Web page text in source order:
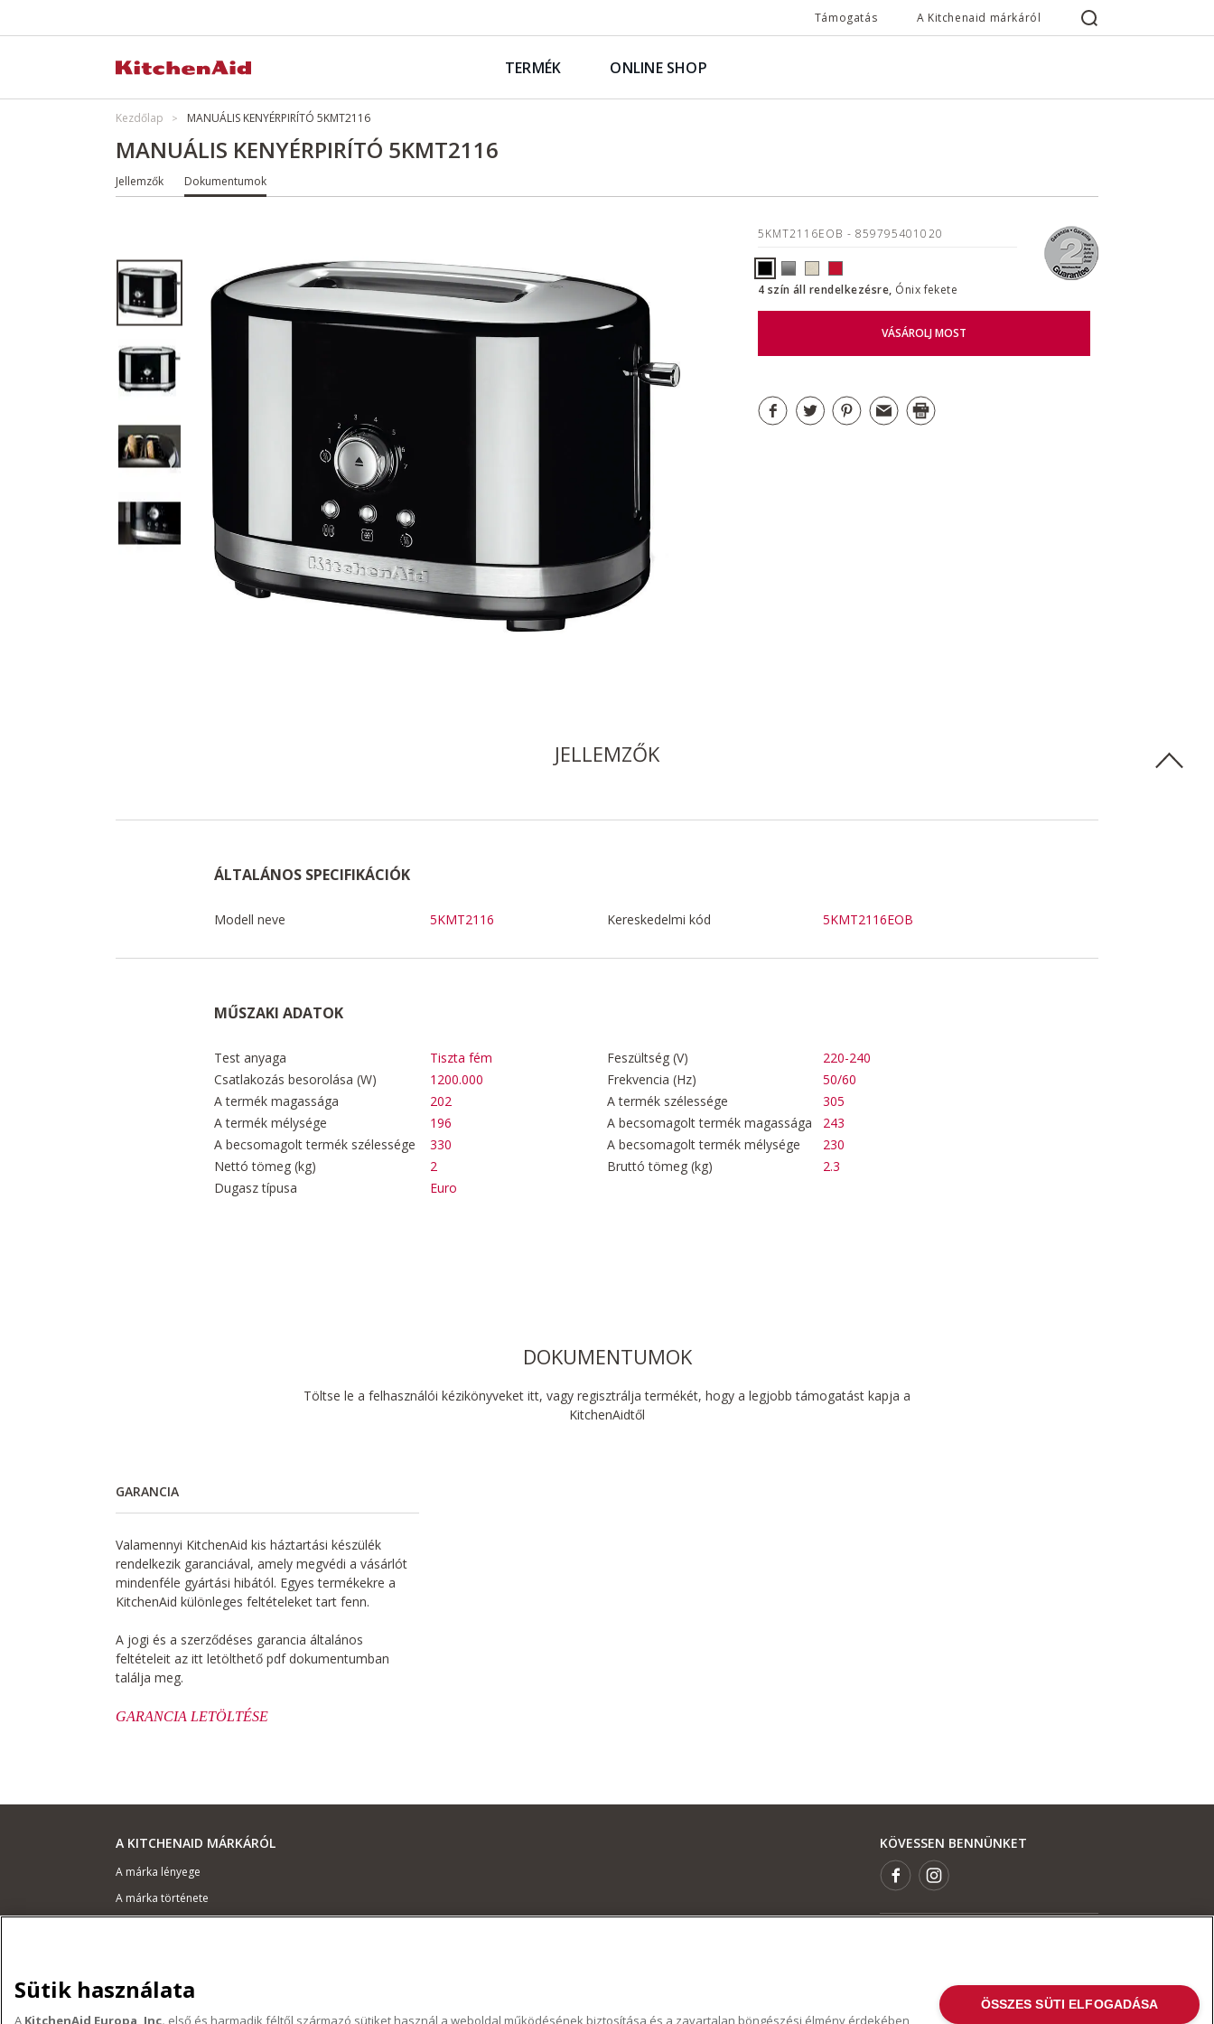
Támogatás A Kitchenaid márkáról
TERMÉK ONLINE SHOP
Kezdőlap MANUÁLIS KENYÉRPIRÍTÓ 5KMT2116
MANUÁLIS KENYÉRPIRÍTÓ 5KMT2116
Jellemzők Dokumentumok
5KMT2116EOB - 859795401020
4 szín áll rendelkezésre, Ónix fekete
VÁSÁROLJ MOST
JELLEMZŐK
ÁLTALÁNOS SPECIFIKÁCIÓK
Modell neve 5KMT2116 Kereskedelmi kód 5KMT2116EOB
MŰSZAKI ADATOK
Test anyaga Tiszta fém Feszültség (V)
220-240
Csatlakozás besorolása (W)
1200.000 Frekvencia (Hz)
50/60
A termék magassága
202 A termék szélessége
305
A termék mélysége
196 A becsomagolt termék magassága
243
A becsomagolt termék szélessége
330 A becsomagolt termék mélysége
230
Nettó tömeg (kg)
2 Bruttó tömeg (kg)
2.3
Dugasz típusa
Euro
DOKUMENTUMOK
Töltse le a felhasználói kézikönyveket itt, vagy regisztrálja termékét, hogy a legjobb támogatást kapja a
KitchenAidtől
GARANCIA
Valamennyi KitchenAid kis háztartási készülék
rendelkezik garanciával, amely megvédi a vásárlót
mindenféle gyártási hibától. Egyes termékekre a
KitchenAid különleges feltételeket tart fenn.
A jogi és a szerződéses garancia általános
feltételeit az itt letölthető pdf dokumentumban
találja meg.
GARANCIA LETÖLTÉSE
A KITCHENAID MÁRKÁRÓL
A márka lényege
A márka története
Hol lehet megvenni
KÖVESSEN BENNÜNKET
Sütik használata
A KitchenAid Europa, Inc. első és harmadik féltől származó sütiket használ a weboldal működésének biztosítása és a zavartalan böngészési élmény érdekében
ÖSSZES SÜTI ELFOGADÁSA